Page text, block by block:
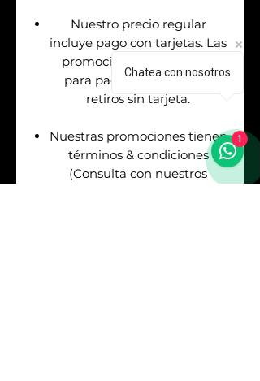
Nuestro precio regular
incluye pago con tarjetas. Las
promociones aplican solo
para pagos en efectivo &
retiros sin tarjeta.
Nuestras promociones tienen
términos & condiciones
(Consulta con nuestros
Chatea con nosotros
1